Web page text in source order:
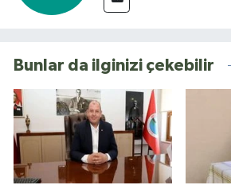
Bunlar da ilginizi çekebilir